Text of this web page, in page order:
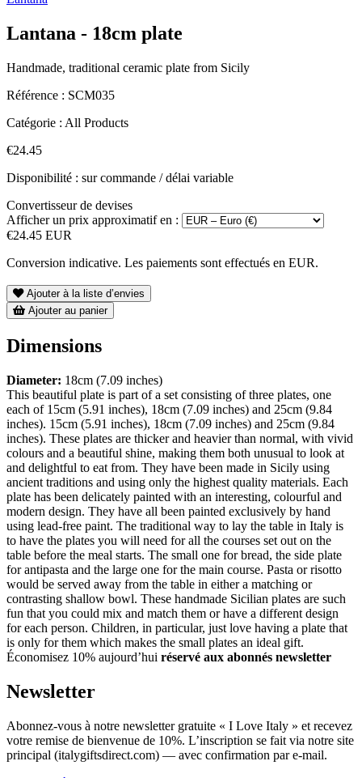
Lantana - 18cm plate
Handmade, traditional ceramic plate from Sicily
Référence : SCM035
Catégorie : All Products
€24.45
Disponibilité : sur commande / délai variable
Convertisseur de devises
Afficher un prix approximatif en :
€24.45 EUR
Conversion indicative. Les paiements sont effectués en EUR.
Ajouter à la liste d’envies
Ajouter au panier
Dimensions
Diameter: 18cm (7.09 inches)
This beautiful plate is part of a set consisting of three plates, one
each of 15cm (5.91 inches), 18cm (7.09 inches) and 25cm (9.84
inches). 15cm (5.91 inches), 18cm (7.09 inches) and 25cm (9.84
inches). These plates are thicker and heavier than normal, with vivid
colours and a beautiful shine, making them both unusual to look at
and delightful to eat from. They have been made in Sicily using
ancient traditions and using only the highest quality materials. Each
plate has been delicately painted with an interesting, colourful and
modern design. They have all been painted exclusively by hand
using lead-free paint. The traditional way to lay the table in Italy is
to have the plates you will need for all the courses set out on the
table before the meal starts. The small one for bread, the side plate
for antipasta and the large one for the main course. Pasta or risotto
would be served away from the table in either a matching or
contrasting shallow bowl. These handmade Sicilian plates are such
fun that you could mix and match them or have a different design
for each person. Children, in particular, just love having a plate that
is only for them which makes the small plates an ideal gift.
Économisez 10% aujourd’hui réservé aux abonnés newsletter
Newsletter
Abonnez-vous à notre newsletter gratuite « I Love Italy » et recevez
votre remise de bienvenue de 10%. L’inscription se fait via notre site
principal (italygiftsdirect.com) — avec confirmation par e-mail.